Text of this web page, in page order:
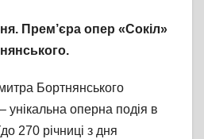
Прем’єра опер «Сокіл»
Бортнянського
унікальна оперна подія в
270 річниці з дня